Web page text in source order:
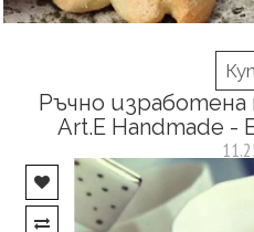
Ръчно изработена
Art.E Handmade -